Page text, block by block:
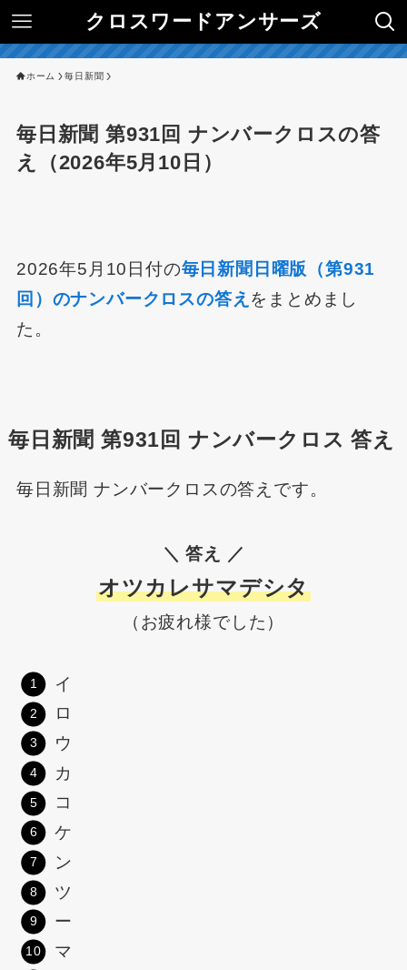
クロスワードアンサーズ
ホーム 毎日新聞
毎日新聞 第931回 ナンバークロスの答
え（2026年5月10日）
2026年5月10日付の毎日新聞日曜版（第931
回）のナンバークロスの答え をまとめまし
た。
毎日新聞 第931回 ナンバークロス 答え
毎日新聞 ナンバークロスの答えです。
＼ 答え ／
オツカレサマデシタ
（お疲れ様でした）
イ
ロ
ウ
カ
コ
ケ
ン
ツ
ー
マ